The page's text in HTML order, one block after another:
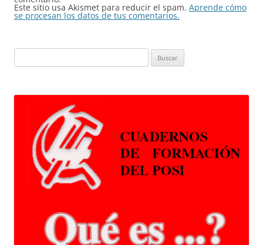
Este sitio usa Akismet para reducir el spam. Aprende cómo
se procesan los datos de tus comentarios.